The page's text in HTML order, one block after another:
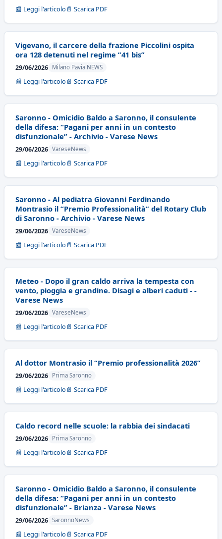
📰 Leggi l'articolo 📄 Scarica PDF
Vigevano, il carcere della frazione Piccolini ospita
ora 128 detenuti nel regime ”41 bis”
29/06/2026 Milano Pavia NEWS
📰 Leggi l'articolo 📄 Scarica PDF
Saronno - Omicidio Baldo a Saronno, il consulente
della difesa: “Pagani per anni in un contesto
disfunzionale” - Archivio - Varese News
29/06/2026 VareseNews
📰 Leggi l'articolo 📄 Scarica PDF
Saronno - Al pediatra Giovanni Ferdinando
Montrasio il “Premio Professionalità” del Rotary Club
di Saronno - Archivio - Varese News
29/06/2026 VareseNews
📰 Leggi l'articolo 📄 Scarica PDF
Meteo - Dopo il gran caldo arriva la tempesta con
vento, pioggia e grandine. Disagi e alberi caduti - -
Varese News
29/06/2026 VareseNews
📰 Leggi l'articolo 📄 Scarica PDF
Al dottor Montrasio il “Premio professionalità 2026”
29/06/2026 Prima Saronno
📰 Leggi l'articolo 📄 Scarica PDF
Caldo record nelle scuole: la rabbia dei sindacati
29/06/2026 Prima Saronno
📰 Leggi l'articolo 📄 Scarica PDF
Saronno - Omicidio Baldo a Saronno, il consulente
della difesa: “Pagani per anni in un contesto
disfunzionale” - Brianza - Varese News
29/06/2026 SaronnoNews
📰 Leggi l'articolo 📄 Scarica PDF